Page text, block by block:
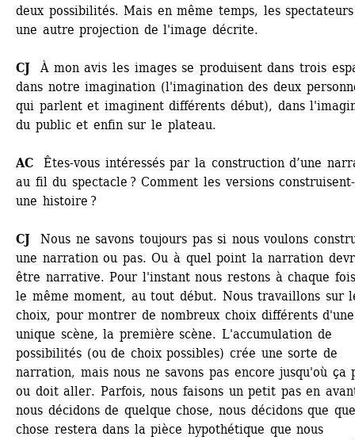
deux possibilités. Mais en même temps, les
une autre projection de l'image décrite.
CJ
À mon avis les images se produisent dans trois
dans notre imagination (l'imagination des deux
qui parlent et imaginent différents début), dans
du public et enfin sur le plateau.
AC Êtes-vous intéressés par la construction d’une
au fil du spectacle ? Comment les versions
une histoire ?
CJ Nous ne savons toujours pas si nous voulons
une narration ou pas. Ou à quel point la narration
être narrative. Pour l'instant nous restons à chaque
le même moment, au tout début. Nous travaillons sur
choix, pour montrer de nombreux choix différents d'une
unique scène, la première scène. L'accumulation de
possibilités (ou de choix possibles) crée une sorte de
narration, mais nous ne savons pas encore jusqu'où ça
ou doit aller. Parfois, nous faisons un petit pas en
nous décidons de quelque chose, nous décidons que
chose restera dans la pièce hypothétique que nous